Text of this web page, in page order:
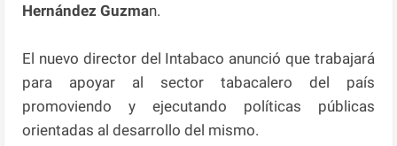
Hernández Guzman.
El nuevo director del Intabaco anunció que trabajará
para apoyar al sector tabacalero del país
promoviendo y ejecutando políticas públicas
orientadas al desarrollo del mismo.